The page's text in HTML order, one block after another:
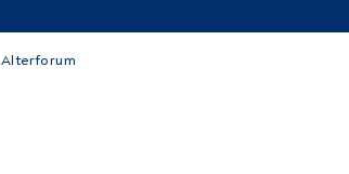
Alterforum